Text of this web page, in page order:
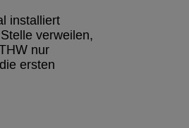
installiert
verweilen,
nur
ersten